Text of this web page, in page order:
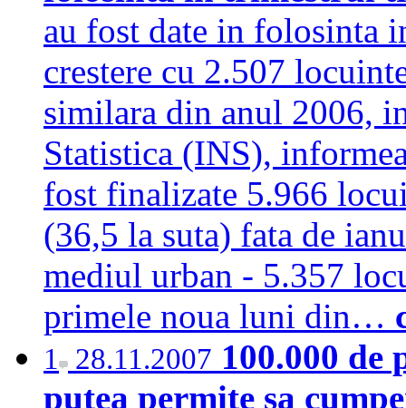
au fost date in folosinta
crestere cu 2.507
similara din anul 2006,
Statistica (INS),
fost finalizate 5.966
(36,5 la suta) fata de
mediul urban - 5.357
primele noua luni din…
1 28.11.2007 100.000 de
putea permite sa